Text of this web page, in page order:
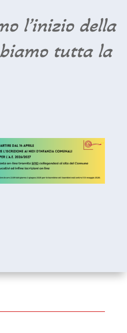
l’inizio della
tutta la